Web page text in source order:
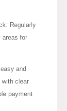
Regularly
areas for
and
with clear
payment